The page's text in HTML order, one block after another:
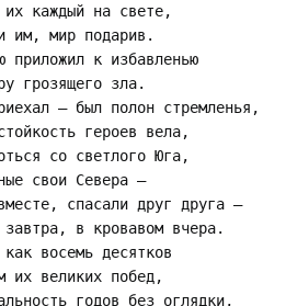
каждый на свете,
им, мир подарив.
приложил к избавленью
грозящего зла.
— был полон стремленья,
героев вела,
со светлого Юга,
свои Севера —
спасали друг друга —
завтра, в кровавом вчера.
восемь десятков
их великих побед,
годов без оглядки,